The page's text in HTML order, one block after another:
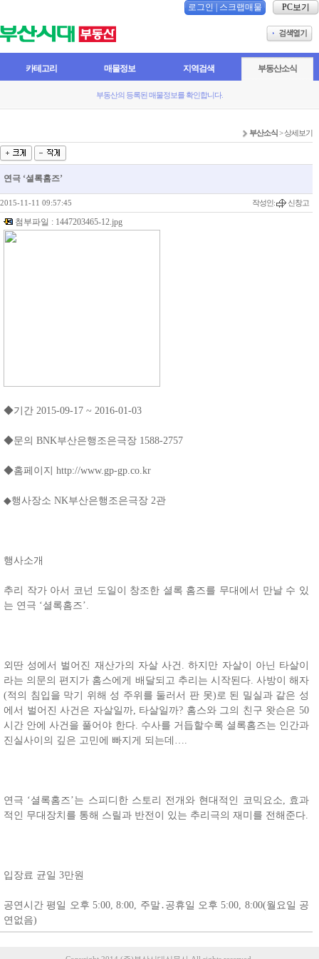
로그인 스크랩매물 PC보기
카테고리 매물정보 지역검색 부동산소식
부동산의 등록된 매물정보를 확인합니다.
부산소식> 상세보기
연극 ‘셜록홈즈’
2015-11-11 09:57:45 작성인: 신창고
첨부파일 : 1447203465-12.jpg
◆기간 2015-09-17 ~ 2016-01-03
◆문의 BNK부산은행조은극장 1588-2757
◆홈페이지 http://www.gp-gp.co.kr
◆행사장소 NK부산은행조은극장 2관
행사소개
추리 작가 아서 코넌 도일이 창조한 셜록 홈즈를 무대에서 만날 수 있
는 연극 ‘셜록홈즈’.
외딴 성에서 벌어진 재산가의 자살 사건. 하지만 자살이 아닌 타살이
라는 의문의 편지가 홈스에게 배달되고 추리는 시작된다. 사방이 해자
(적의 침입을 막기 위해 성 주위를 둘러서 판 못)로 된 밀실과 같은 성
에서 벌어진 사건은 자살일까, 타살일까? 홈스와 그의 친구 왓슨은 50
시간 안에 사건을 풀어야 한다. 수사를 거듭할수록 셜록홈즈는 인간과
진실사이의 깊은 고민에 빠지게 되는데….
연극 ‘셜록홈즈’는 스피디한 스토리 전개와 현대적인 코믹요소, 효과
적인 무대장치를 통해 스릴과 반전이 있는 추리극의 재미를 전해준다.
입장료 균일 3만원
공연시간 평일 오후 5:00, 8:00, 주말․공휴일 오후 5:00, 8:00(월요일 공
연없음)